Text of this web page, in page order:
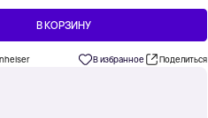
В КОРЗИНУ
В избранное Поделиться